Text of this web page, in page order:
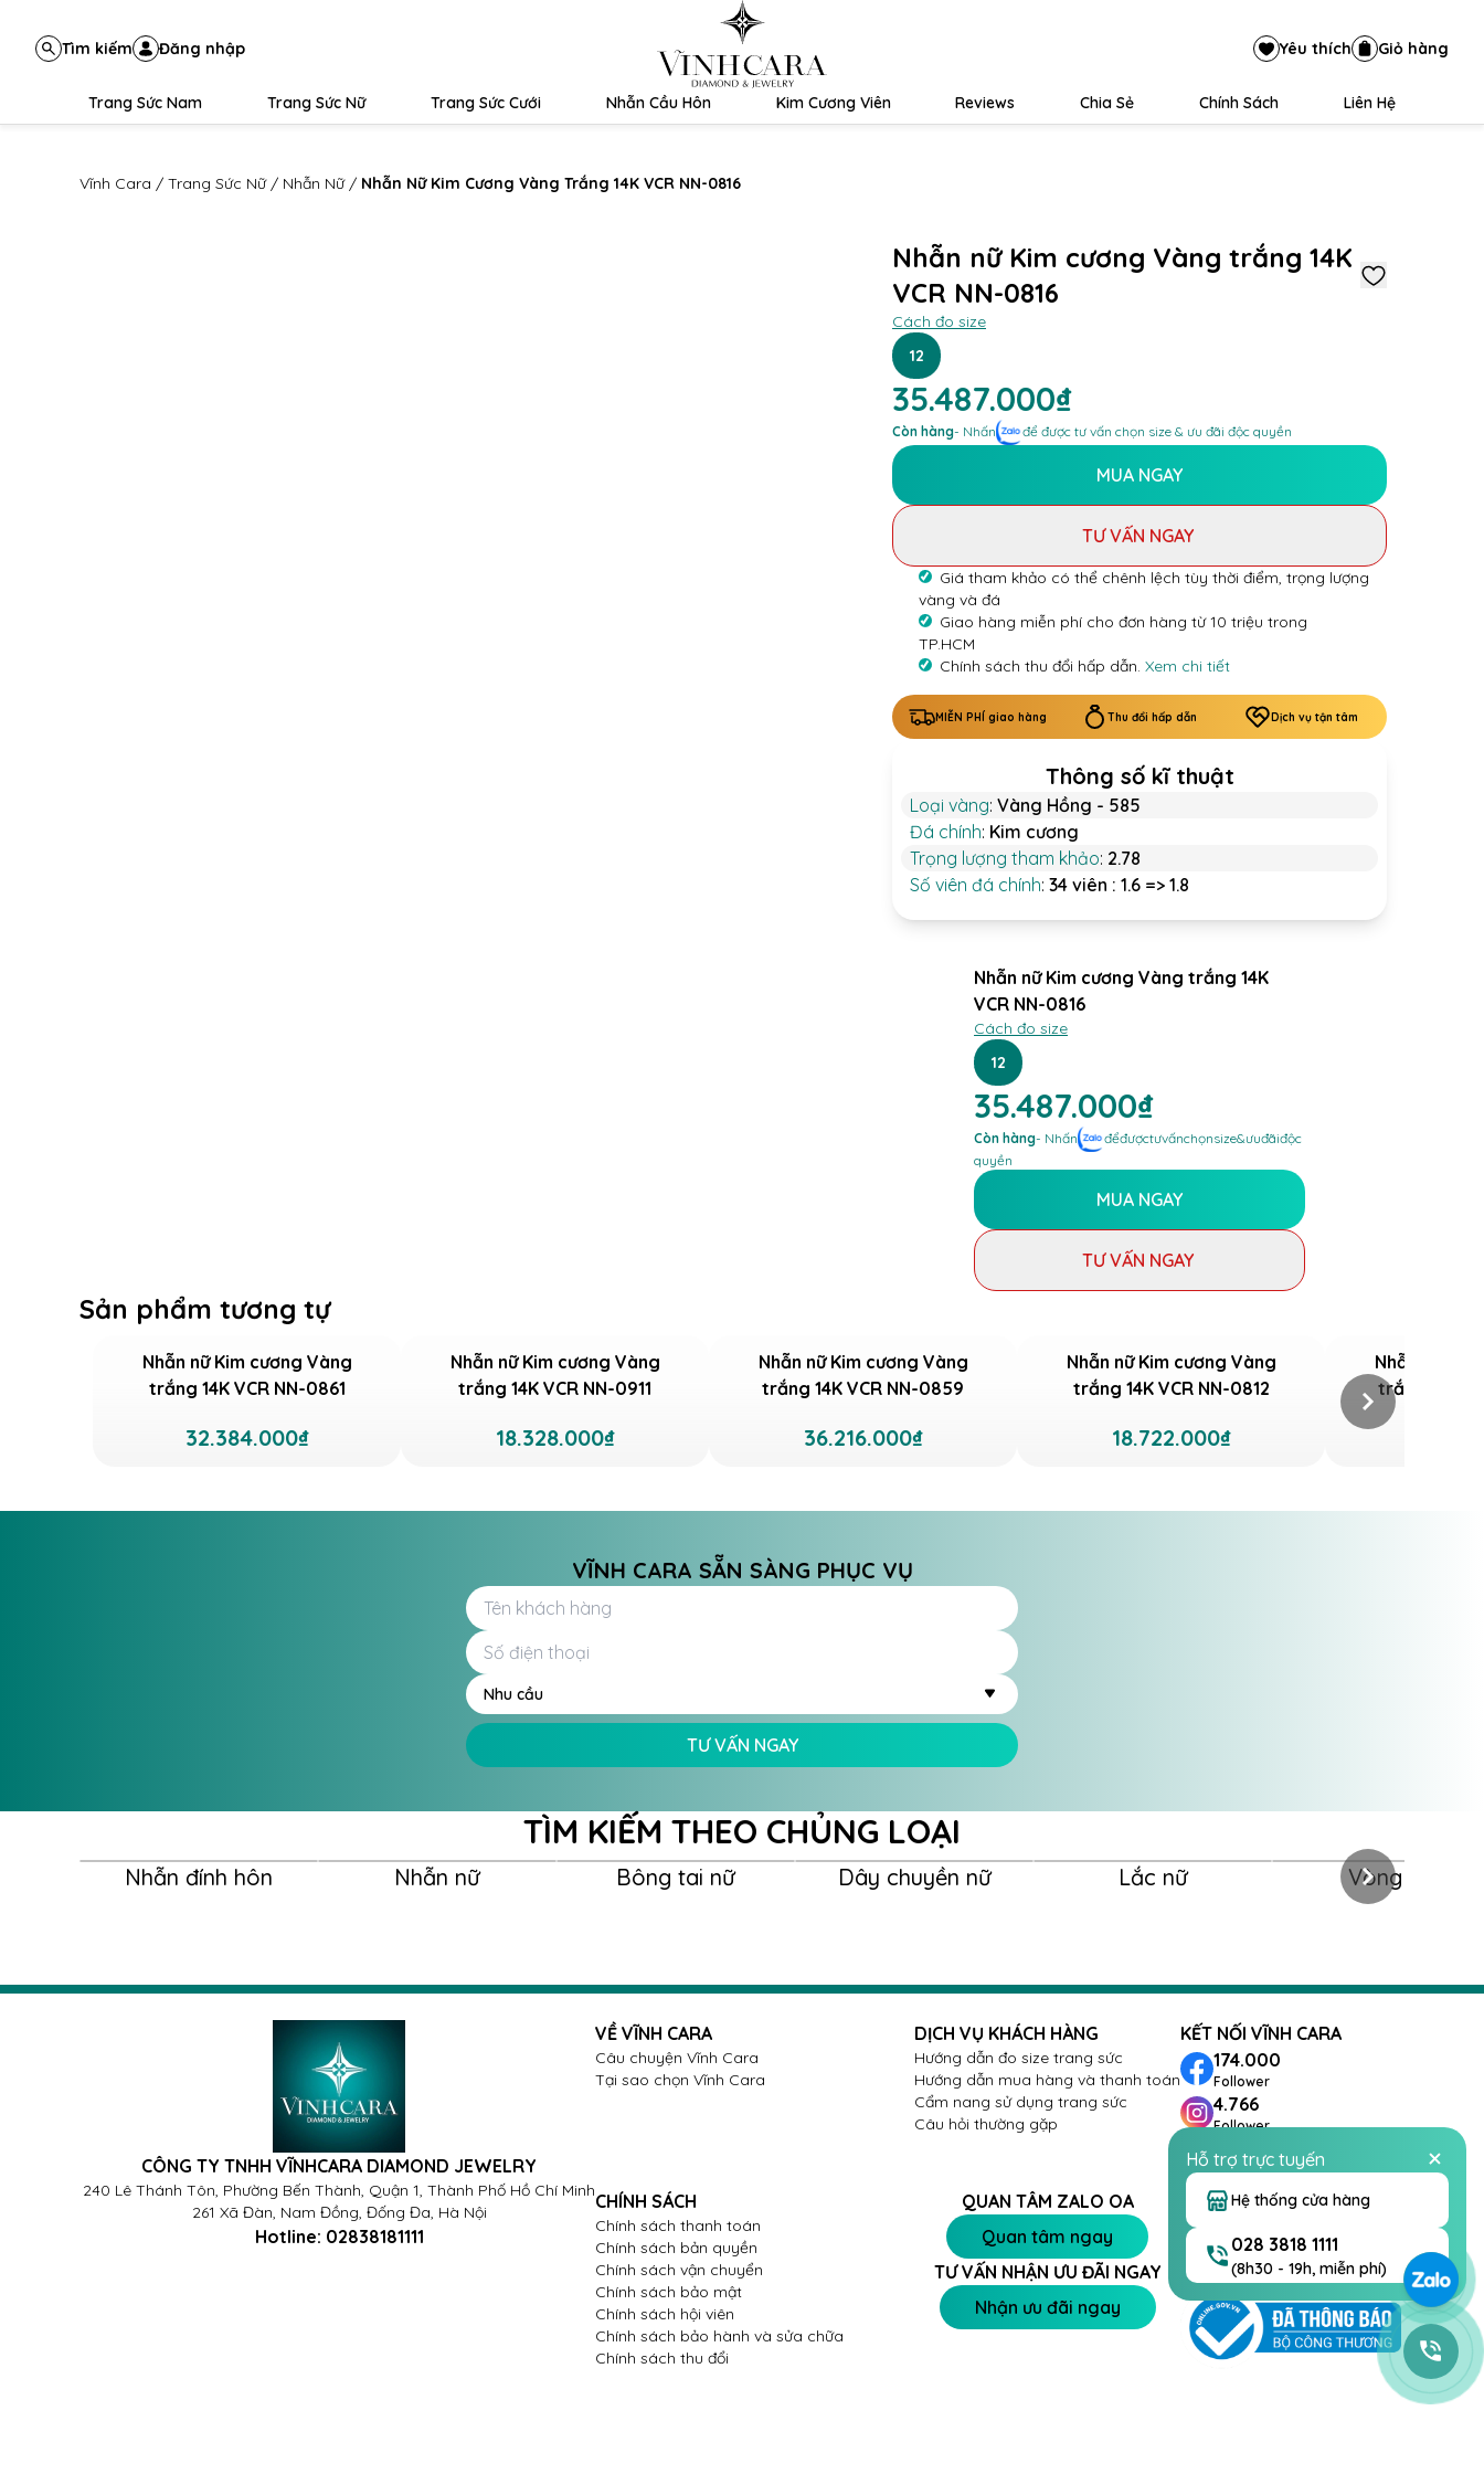
Tìm kiếm Đăng nhập Yêu thích Giỏ hàng
Trang Sức Nam Trang Sức Nữ Trang Sức Cưới Nhẫn Cầu Hôn Kim Cương Viên Reviews Chia Sẻ Chính Sách Liên Hệ
Vĩnh Cara / Trang Sức Nữ / Nhẫn Nữ / Nhẫn Nữ Kim Cương Vàng Trắng 14K VCR NN-0816
Nhẫn nữ Kim cương Vàng trắng 14K
VCR NN-0816
Cách đo size
12
35.487.000₫
Còn hàng- Nhấn để được tư vấn chọn size & ưu đãi độc quyền
MUA NGAY
TƯ VẤN NGAY
Giá tham khảo có thể chênh lệch tùy thời điểm, trọng lượng
vàng và đá
Giao hàng miễn phí cho đơn hàng từ 10 triệu trong
TP.HCM
Chính sách thu đổi hấp dẫn. Xem chi tiết
MIỄN PHÍ giao hàng Thu đổi hấp dẫn Dịch vụ tận tâm
Thông số kĩ thuật
Loại vàng: Vàng Hồng - 585
Đá chính: Kim cương
Trọng lượng tham khảo: 2.78
Số viên đá chính: 34 viên : 1.6 => 1.8
Nhẫn nữ Kim cương Vàng trắng 14K
VCR NN-0816
Cách đo size
12
35.487.000₫
Còn hàng- Nhấn đểđượctưvấnchọnsize&ưuđãiđộc
quyền
MUA NGAY
TƯ VẤN NGAY
Sản phẩm tương tự
Nhẫn nữ Kim cương Vàng
trắng 14K VCR NN-0861
32.384.000₫
Nhẫn nữ Kim cương Vàng
trắng 14K VCR NN-0911
18.328.000₫
Nhẫn nữ Kim cương Vàng
trắng 14K VCR NN-0859
36.216.000₫
Nhẫn nữ Kim cương Vàng
trắng 14K VCR NN-0812
18.722.000₫
Nhẫn nữ
trắng 18K
VĨNH CARA SẴN SÀNG PHỤC VỤ
Nhu cầu
TƯ VẤN NGAY
TÌM KIẾM THEO CHỦNG LOẠI
Nhẫn đính hôn Nhẫn nữ Bông tai nữ Dây chuyền nữ Lắc nữ Vòng nữ
CÔNG TY TNHH VĨNHCARA DIAMOND JEWELRY
240 Lê Thánh Tôn, Phường Bến Thành, Quận 1, Thành Phố Hồ Chí Minh
261 Xã Đàn, Nam Đồng, Đống Đa, Hà Nội
Hotline: 02838181111
VỀ VĨNH CARA
Câu chuyện Vĩnh Cara
Tại sao chọn Vĩnh Cara
DỊCH VỤ KHÁCH HÀNG
Hướng dẫn đo size trang sức
Hướng dẫn mua hàng và thanh toán
Cẩm nang sử dụng trang sức
Câu hỏi thường gặp
CHÍNH SÁCH
Chính sách thanh toán
Chính sách bản quyền
Chính sách vận chuyển
Chính sách bảo mật
Chính sách hội viên
Chính sách bảo hành và sửa chữa
Chính sách thu đổi
QUAN TÂM ZALO OA
Quan tâm ngay
TƯ VẤN NHẬN ƯU ĐÃI NGAY
Nhận ưu đãi ngay
KẾT NỐI VĨNH CARA
174.000
Follower
4.766
Follower
288
Follower
26.432
Follower
Hỗ trợ trực tuyến
Hệ thống cửa hàng
028 3818 1111
(8h30 - 19h, miễn phí)